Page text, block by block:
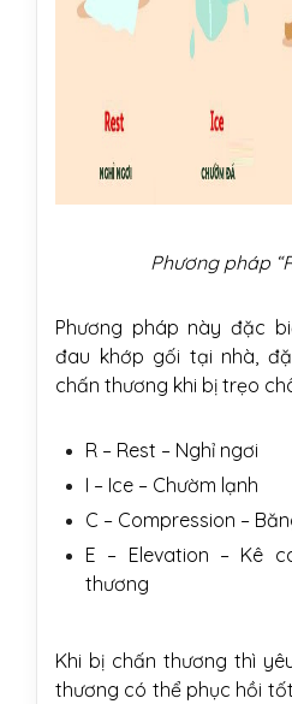
Phương pháp
Phương pháp này đặc
đau khớp gối tại nhà,
chấn thương khi bị trẹo
R – Rest – Nghỉ ngơi
I – Ice – Chườm lạnh
C – Compression –
E – Elevation – Kê
thương
Khi bị chấn thương thì
thương có thể phục hồi